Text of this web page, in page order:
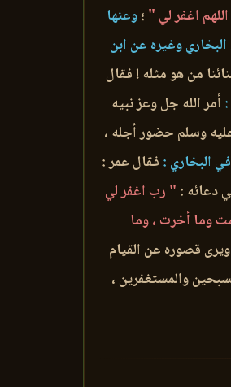
اغفر لي " ؛وعنها
وغيره عن ابن
من هو مثله ! فقال
: أمر الله جل وعز نبيه
وسلم حضور أجله ،
البخاري : فقال عمر :
دعائه : " رب اغفر لي
وما أخرت ، وما
قصوره عن القيام
والمستغفرين ،